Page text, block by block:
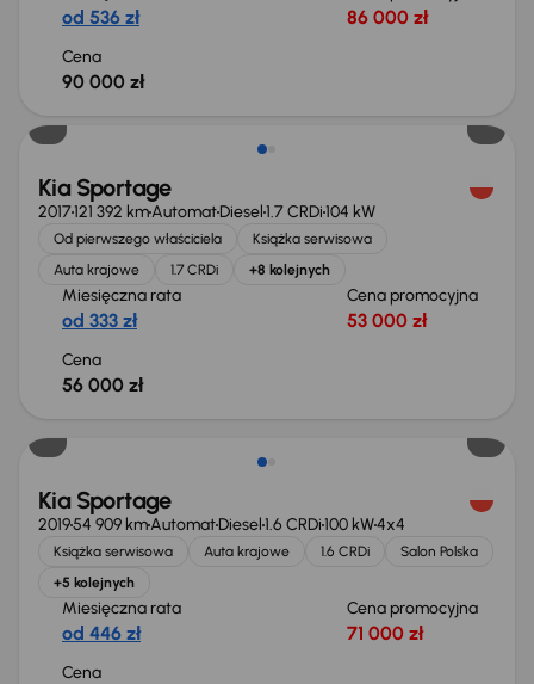
od 536 zł 86 000 zł
Cena
90 000 zł
Kia Sportage
2017121 392 kmAutomatDiesel1.7 CRDi104 kW
Od pierwszego właściciela
Książka serwisowa
Auta krajowe
1.7 CRDi +8 kolejnych
Miesięczna rata
od 333 zł
Cena promocyjna
53 000 zł
Cena
56 000 zł
Kia Sportage
201954 909 kmAutomatDiesel1.6 CRDi100 kW4x4
Książka serwisowa Auta krajowe 1.6 CRDi
Salon Polska
+5 kolejnych
Miesięczna rata
od 446 zł
Cena promocyjna
71 000 zł
Cena